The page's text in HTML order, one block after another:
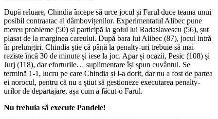
După reluare, Chindia începe să urce jocul și Farul duce teama unui
posibil contraatac al dâmbovițenilor. Experimentatul Alibec pune
mereu probleme (50) și participă la golul lui Radaslavescu (56), șut
plasat de la marginea careului. După bara lui Alibec (87), jocul intră
în prelungiri. Chindia știe că până la penalty-uri trebuie să mai
reziste încă 30 de minute și iese la joc. Apar și ocazii, Pesic (108) și
Jurj (118), dar eforturile… suplimentare își spun cuvântul. Se
termină 1-1, lucru pe care Chindia și l-a dorit, dar nu a fost de partea
ei norocul, pentru că nu a știut să gestioneze executarea penalty-
urilor de departajare, așa cum a făcut-o Farul.
Nu trebuia să execute Pandele!